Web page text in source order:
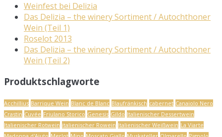
Weinfest bei Delizia
Das Delizia – the winery Sortiment / Autochthoner
Wein (Teil 1)
Roselot 2013
Das Delizia – the winery Sortiment / Autochthoner
Wein (Teil 2)
Produktschlagworte
Acchillius Barrique Wein Blanc de Blanc Blaufränkisch cabernet Canaiolo Nero
Crastin Cuvée Friulano Storico Genesis Gildo Italienischer Dessertwein
Italienischer Rotwein italienischer Rowein Italienischer Weißwein La Viarte
Madonna d'Aiuto Merlot Mino Moscato Giallo Muskateller Olmarello Pignolo